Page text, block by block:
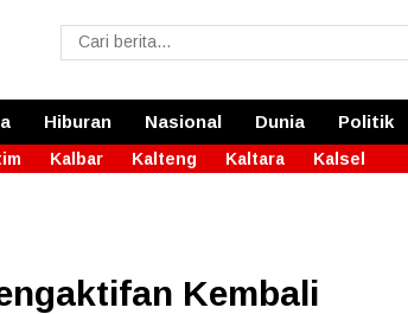
Hiburan Nasional Dunia Politik
Kalbar Kalteng Kaltara Kalsel
Kembali